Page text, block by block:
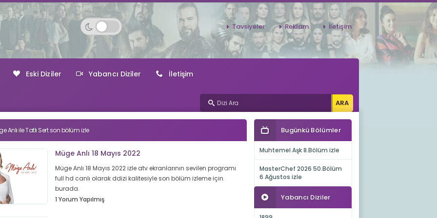
Tavsiyeler Reklam İletişim
Eski Diziler Yabancı Diziler İletişim
Anlı ile Tatlı Sert son bölüm izle
Müge Anlı 18 Mayıs 2022
Müge Anlı 18 Mayıs 2022 izle atv ekranlarının sevilen programı
full hd canlı olarak ddizi kalitesiyle son bölüm izleme için
burada.
1 Yorum Yapılmış
Bugünkü Bölümler
Muhtemel Aşk 8.Bölüm izle
MasterChef 2026 50.Bölüm
6 Ağustos izle
Yabancı Diziler